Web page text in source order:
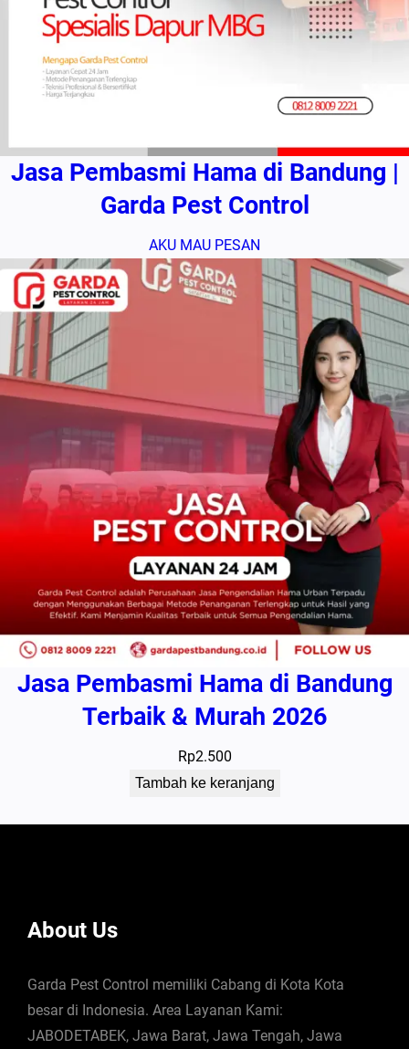
Jasa Pembasmi Hama di Bandung |
Garda Pest Control
AKU MAU PESAN
Jasa Pembasmi Hama di Bandung
Terbaik & Murah 2026
Rp2.500
Tambah ke keranjang
About Us
Garda Pest Control memiliki Cabang di Kota Kota
besar di Indonesia. Area Layanan Kami:
JABODETABEK, Jawa Barat, Jawa Tengah, Jawa